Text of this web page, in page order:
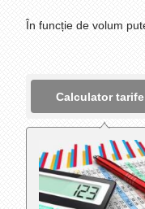
În funcție de volum
Calculator tarife